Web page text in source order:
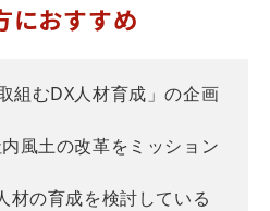
におすすめ
組むDX人材育成」の企画
風土の改革をミッション
材の育成を検討している